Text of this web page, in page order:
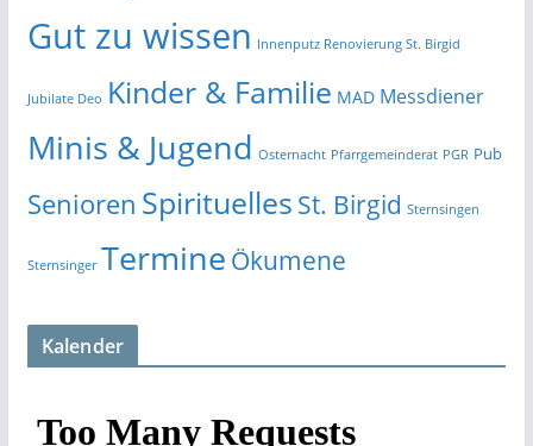
Gut zu wissen Innenputz Renovierung St. Birgid
Jubilate Deo Kinder & Familie MAD Messdiener
Minis & Jugend Osternacht Pfarrgemeinderat PGR Pub
Senioren Spirituelles St. Birgid Sternsingen
Sternsinger Termine Ökumene
Kalender